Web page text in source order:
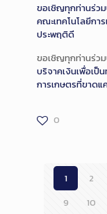
ขอเชิญทุกท่านร่วม
คณะเทคโนโลยีกา
ประพฤติดี
ขอเชิญทุกท่านร่วม
บริจาคเงินเพื่อเป็
การเกษตรที่ขาด
0
1 2
9
10